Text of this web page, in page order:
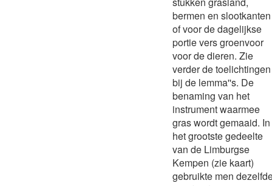
bermen en slootkanten
of voor de dagelijkse
portie vers groenvoor
voor de dieren. Zie
verder de toelichtingen
bij de lemma''s. De
benaming van het
instrument waarmee
gras wordt gemaaid. In
het grootste gedeelte
van de Limburgse
Kempen (zie kaart)
gebruikte men